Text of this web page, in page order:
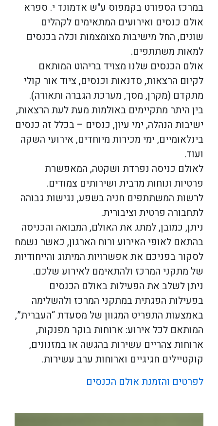
במרכז הספורט בקמפוס ע"ש אדמונד י. ספרא
אולם כנסים ואירועים המתאימים לקהלים
שונים, החל מישיבות מצומצמות וכלה בכנסים
למאות משתתפים.
אולם הכנסים שלנו מצויד בריהוט המותאם
לקיום הרצאות, סדנאות וכנסים, ציוד אור קולי
מתקדם (מקרן, מסך, מערכת הגברה ותאורה).
בין היתר מתקיימים באולמות מעת לעת הרצאות,
ישיבות הנהלה, ימי עיון, כנסים – בכלל זה כנסים
בינלאומיים, ימי מכירות מיוחדים, אירועי השקה
ועוד.
לאולם כניסה נפרדת ושקטה, המאפשרת
פרטיות ונוחות מרבית ושירותים צמודים.
לרשות המשתתפים חניה בשפע, נגישות גבוהה
לתחבורה פרטית וציבורית.
ניתן, כמובן, למתג את האולם, המבואה והכניסה
בהתאם לאופי האירוע ורוח הארגון, כאשר נשמח
לסקור בפניכם את אפשרויות המיתוג והייחודיות
של מתקני המרכז ולהתאימם לאירוע שלכם.
ניתן לשלב את הפעילות באולם הכנסים
בפעילות הפגתית במתקני המרכז ולהשלימה
באמצעות התפריט המגוון של מסעדת “העברית”,
המותאם לכל אירוע: ארוחות בוקר מפנקות,
ארוחות צהריים עשירות בהגשה או במזנונים,
קוקטיילים חגיגיים וארוחות ערב עשירות.
לפרטים והזמנת אולם הכנסים